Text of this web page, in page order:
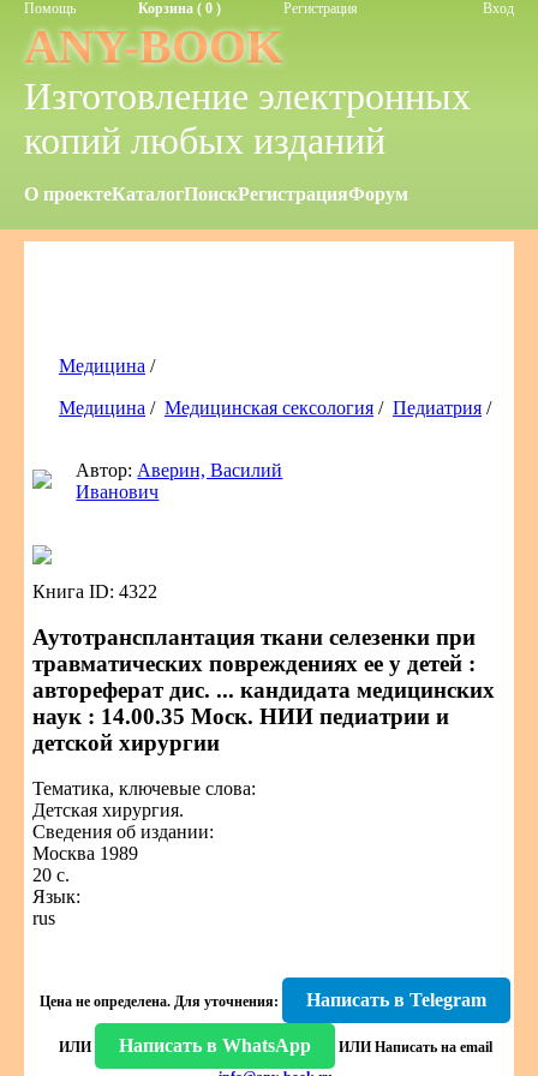
Помощь Корзина ( 0 ) Регистрация Вход
ANY-BOOK
Изготовление электронных
копий любых изданий
О проектеКаталогПоискРегистрацияФорум
Медицина /
Медицина / Медицинская сексология / Педиатрия /
Автор: Аверин, Василий
Иванович
Книга ID: 4322
Аутотрансплантация ткани селезенки при
травматических повреждениях ее у детей :
автореферат дис. ... кандидата медицинских
наук : 14.00.35 Моск. НИИ педиатрии и
детской хирургии
Тематика, ключевые слова:
Детская хирургия.
Сведения об издании:
Москва 1989
20 с.
Язык:
rus
Цена не определена. Для уточнения: Написать в Telegram
ИЛИ Написать в WhatsApp ИЛИ Написать на email